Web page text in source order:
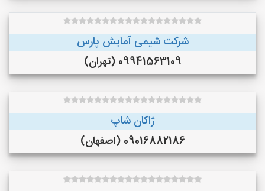
شرکت شیمی آمایش پارس
09941563109 (تهران)
ژاکان شاپ
09016882186 (اصفهان)